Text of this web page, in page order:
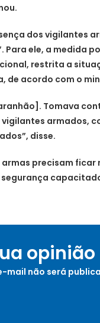
dos vigilantes
Para ele, a medida
restrita a
de acordo com o
Tomava
armados,
disse.
armas precisam ficar
opinião
mail não será